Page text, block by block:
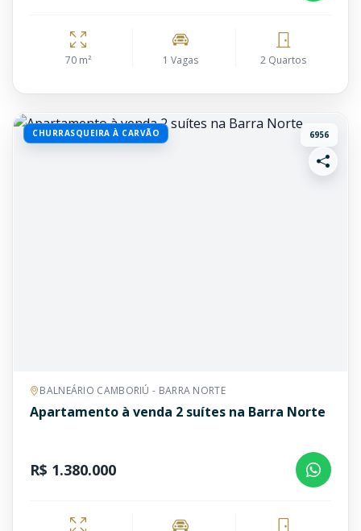
70 m² 1 Vagas 2 Quartos
CHURRASQUEIRA À CARVÃO 6956
BALNEÁRIO CAMBORIÚ - BARRA NORTE
Apartamento à venda 2 suítes na Barra Norte
R$ 1.380.000